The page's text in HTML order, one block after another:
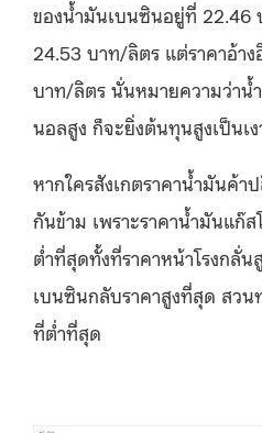
ของน้ำมันเบนซินอยู่ที่ 22.46
24.53 บาท/ลิตร แต่ราคาอ้า
บาท/ลิตร นั่นหมายความว่าน้
นอลสูง ก็จะยิ่งต้นทุนสูงเป็นเ
หากใครสังเกตราคาน้ำมันค้า
กันข้าม เพราะราคาน้ำมันแก๊
ต่ำที่สุดทั้งที่ราคาหน้าโรงกลั่
เบนซินกลับราคาสูงที่สุด สวน
ที่ต่ำที่สุด